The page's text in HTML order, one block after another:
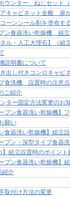
ウンター ねじセット
アキャビネット全般 扉
ーンシール剤を塗布す
ン食器洗い乾燥機 組
ル・人工大理石】（
説明書について
き出し付きコンロキャ
食洗機 設置時の注意
ご紹介
ター固定方法変更のお
プン食器洗い乾燥機】
願い
食器洗い乾燥機】組立
プン・深型タイプ食器
】組立設置時のポイント
プン食器洗い乾燥機】
紹介
取付け方法の変更